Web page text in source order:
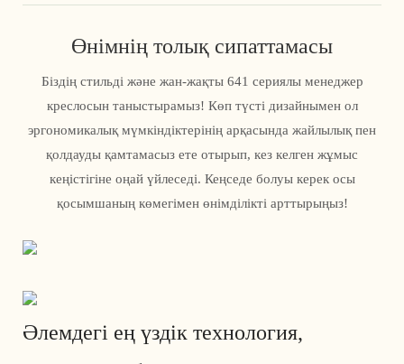
Өнімнің толық сипаттамасы
Біздің стильді және жан-жақты 641 сериялы менеджер
креслосын таныстырамыз! Көп түсті дизайнымен ол
эргономикалық мүмкіндіктерінің арқасында жайлылық пен
қолдауды қамтамасыз ете отырып, кез келген жұмыс
кеңістігіне оңай үйлеседі. Кеңседе болуы керек осы
қосымшаның көмегімен өнімділікті арттырыңыз!
Әлемдегі ең үздік технология,